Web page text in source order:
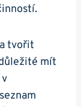
tvořit
mít